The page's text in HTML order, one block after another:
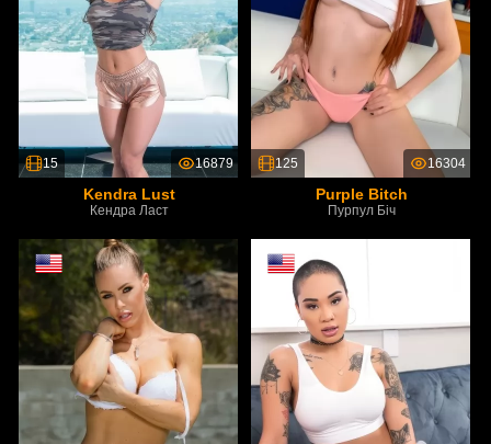
15 16879
Kendra Lust
Кендра Ласт
125 16304
Purple Bitch
Пурпул Біч